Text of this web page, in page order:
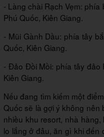
- Làng chài Rạch Vẹm:
Phú Quốc, Kiên Giang.
- Mũi Gành Dầu: phía tây
Quốc, Kiên Giang.
- Đảo Đồi Mồi: phía tây đảo
Kiên Giang.
Nếu đang tìm kiếm một
Quốc sẽ là gợi ý không nên
nhiều khu resort, nhà
lo lắng ở đâu, ăn gì khi đến